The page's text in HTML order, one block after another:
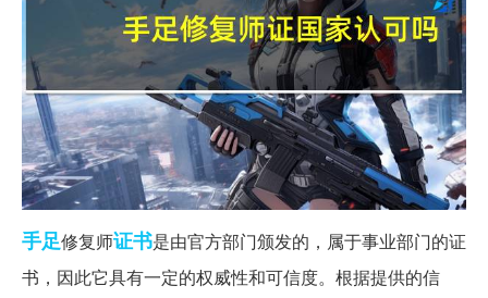
手足修复师证书是由官方部门颁发的，属于事业部门的证
书，因此它具有一定的权威性和可信度。根据提供的信